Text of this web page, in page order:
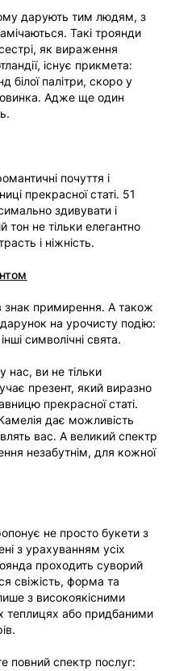
дарують тим людям, з
Такі троянди
як вираження
існує прикмета:
білої палітри, скоро у
Адже ще один
почуття і
прекрасної статі. 51
здивувати і
не тільки елегантно
і ніжність.
знак примирення. А також
на урочисту подію:
символічні свята.
нас, ви не тільки
презент, який виразно
прекрасної статі.
дає можливість
вас. А великий спектр
незабутнім, для кожної
не просто букети з
з урахуванням усіх
проходить суворий
свіжість, форма та
з високоякісними
теплицях або придбаними
повний спектр послуг: